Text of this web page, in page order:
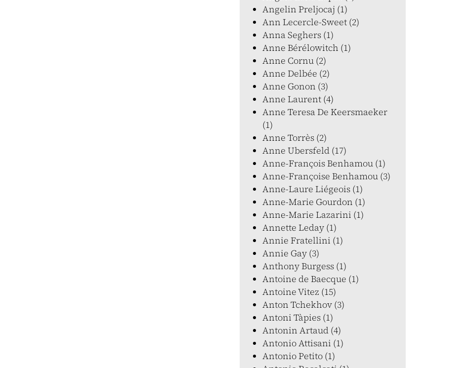
Angelin Preljocaj (1)
Ann Lecercle-Sweet (2)
Anna Seghers (1)
Anne Bérélowitch (1)
Anne Cornu (2)
Anne Delbée (2)
Anne Gonon (3)
Anne Laurent (4)
Anne Teresa De Keersmaeker
(1)
Anne Torrès (2)
Anne Ubersfeld (17)
Anne-François Benhamou (1)
Anne-Françoise Benhamou (3)
Anne-Laure Liégeois (1)
Anne-Marie Gourdon (1)
Anne-Marie Lazarini (1)
Annette Leday (1)
Annie Fratellini (1)
Annie Gay (3)
Anthony Burgess (1)
Antoine de Baecque (1)
Antoine Vitez (15)
Anton Tchekhov (3)
Antoni Tàpies (1)
Antonin Artaud (4)
Antonio Attisani (1)
Antonio Petito (1)